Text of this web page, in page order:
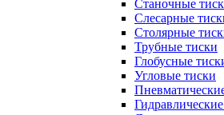
Станочные
Слесарные
Столярные
Трубные тиски
Глобусные
Угловые тиски